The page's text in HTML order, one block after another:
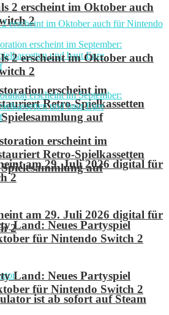
2 erscheint im Oktober auch
2
erscheint im
Retro-Spielkassetten
auf
am 29. Juli 2026 digital für
2
Land: Neues Partyspiel
für Nintendo Switch 2
ist ab sofort auf Steam
2 erscheint im Oktober auch
2
erscheint im
Retro-Spielkassetten
auf
am 29. Juli 2026 digital für
2
Land: Neues Partyspiel
für Nintendo Switch 2